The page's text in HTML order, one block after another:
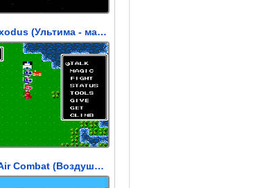
Ultima: Exodus (Ультима - массовое движение)
Ultimate Air Combat (Воздушный Бой)